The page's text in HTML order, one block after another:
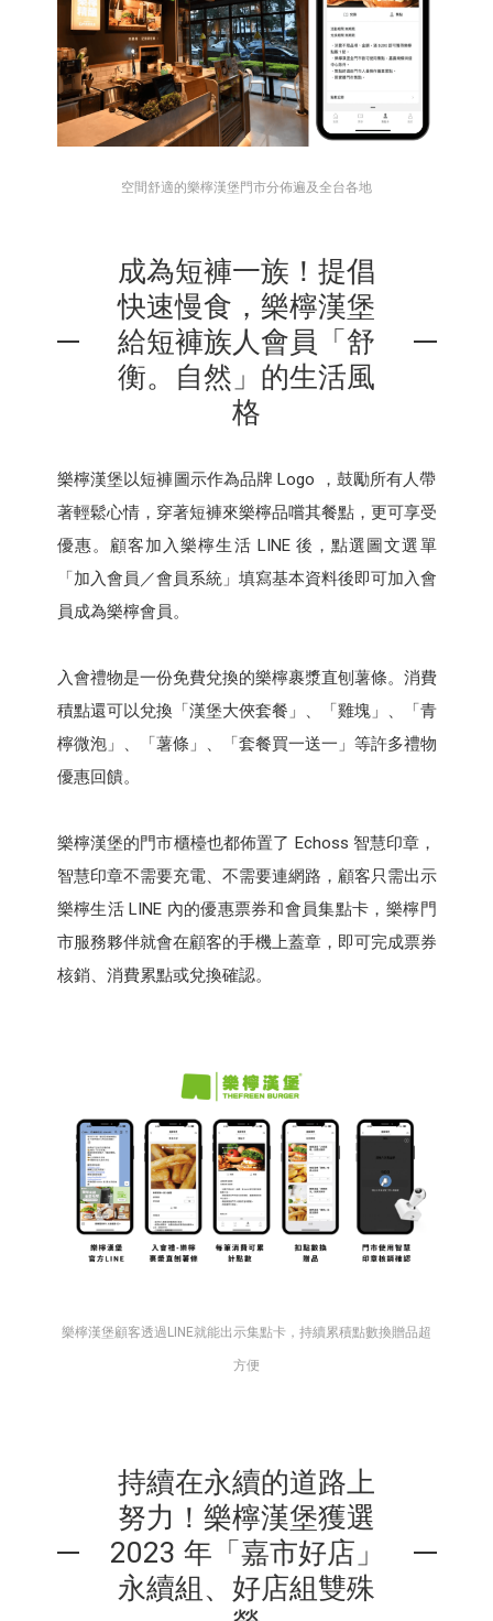
空間舒適的樂檸漢堡門市分佈遍及全台各地
成為短褲一族！提倡
快速慢食，樂檸漢堡
給短褲族人會員「舒
衡。自然」的生活風
格
樂檸漢堡以短褲圖示作為品牌 Logo ，鼓勵所有人帶
著輕鬆心情，穿著短褲來樂檸品嚐其餐點，更可享受
優惠。顧客加入樂檸生活 LINE 後，點選圖文選單
「加入會員／會員系統」填寫基本資料後即可加入會
員成為樂檸會員。
入會禮物是一份免費兌換的樂檸裹漿直刨薯條。消費
積點還可以兌換「漢堡大俠套餐」、「雞塊」、「青
檸微泡」、「薯條」、「套餐買一送一」等許多禮物
優惠回饋。
樂檸漢堡的門市櫃檯也都佈置了 Echoss 智慧印章，
智慧印章不需要充電、不需要連網路，顧客只需出示
樂檸生活 LINE 內的優惠票券和會員集點卡，樂檸門
市服務夥伴就會在顧客的手機上蓋章，即可完成票券
核銷、消費累點或兌換確認。
樂檸漢堡顧客透過LINE就能出示集點卡，持續累積點數換贈品超
方便
持續在永續的道路上
努力！樂檸漢堡獲選
2023 年「嘉市好店」
永續組、好店組雙殊